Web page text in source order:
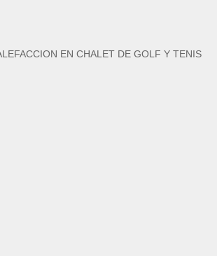
EN CHALET DE GOLF Y TENIS